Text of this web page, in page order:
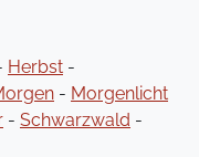
Herbst -
- Morgenlicht
- Schwarzwald -